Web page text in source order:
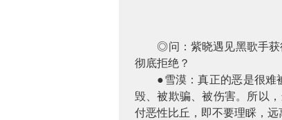
◎问：紫晓遇见黑歌手获
彻底拒绝？
●雪漠：真正的恶是很难
毁、被欺骗、被伤害。所以
付恶性比丘，即不要理睬，远